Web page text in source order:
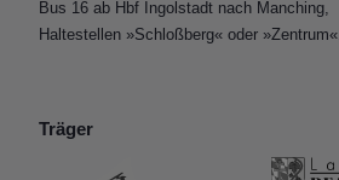
Bus 16 ab Hbf Ingolstadt nach Manching,
Haltestellen »Schloßberg« oder »Zentrum«.
Träger